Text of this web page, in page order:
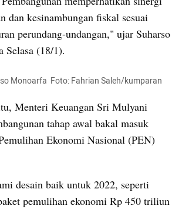
dan kesinambungan fiskal sesuai
perundang-undangan," ujar Suharso
Selasa (18/1).
Monoarfa  Foto: Fahrian Saleh/kumparan
Menteri Keuangan Sri Mulyani
tahap awal bakal masuk
Ekonomi Nasional (PEN)
desain baik untuk 2022, seperti
pemulihan ekonomi Rp 450 triliun